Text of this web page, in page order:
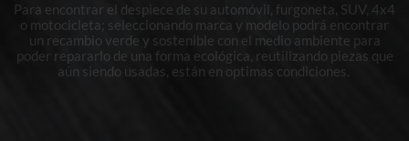
Para encontrar el despiece de su automóvil, furgoneta, SUV, 4x4
o motocicleta; seleccionando marca y modelo podrá encontrar
un recambio verde y sostenible con el medio ambiente para
poder repararlo de una forma ecológica, reutilizando piezas que
aún siendo usadas, están en optimas condiciones.